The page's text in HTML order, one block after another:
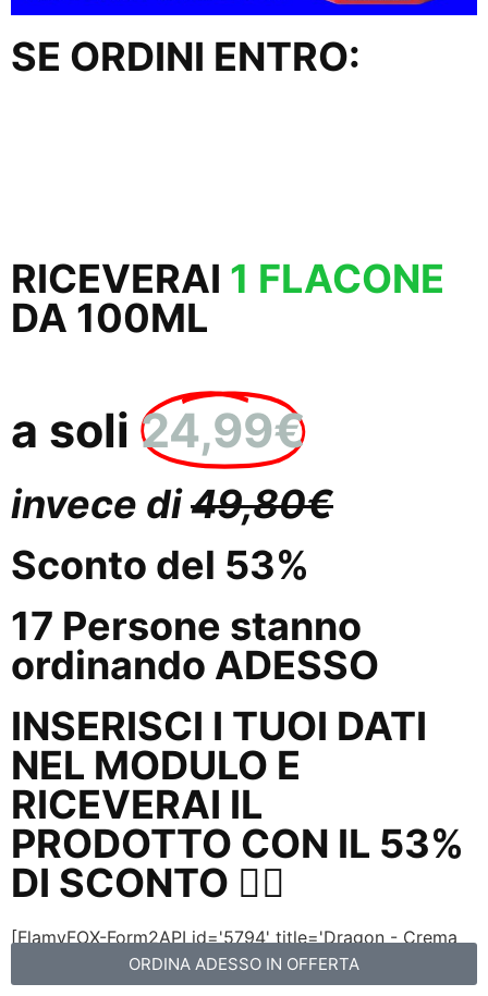
SE ORDINI ENTRO:
RICEVERAI 1 FLACONE
DA 100ML
a soli 24,99€
invece di49,80€
Sconto del 53%
17 Persone stanno
ordinando ADESSO
INSERISCI I TUOI DATI
NEL MODULO E
RICEVERAI IL
PRODOTTO CON IL 53%
DI SCONTO 👇🏼
[FlamyFOX-Form2API id='5794' title='Dragon - Crema
ORDINA ADESSO IN OFFERTA